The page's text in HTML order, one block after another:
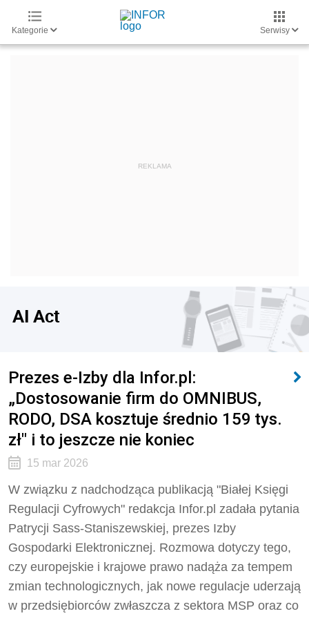
Kategorie Serwisy
AI Act
Prezes e-Izby dla Infor.pl:
„Dostosowanie firm do OMNIBUS,
RODO, DSA kosztuje średnio 159 tys.
zł" i to jeszcze nie koniec
15 mar 2026
W związku z nadchodząca publikacją "Białej Księgi
Regulacji Cyfrowych" redakcja Infor.pl zadała pytania
Patrycji Sass-Staniszewskiej, prezes Izby
Gospodarki Elektronicznej. Rozmowa dotyczy tego,
czy europejskie i krajowe prawo nadąża za tempem
zmian technologicznych, jak nowe regulacje uderzają
w przedsiębiorców zwłaszcza z sektora MSP oraz co